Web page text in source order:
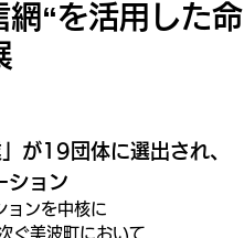
“を活用した命
が19団体に選出され、
ション
ョンを中核に
ぐ美波町において